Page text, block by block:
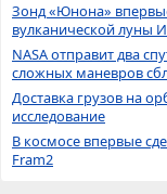
Зонд «Юнона»
вулканической луны
NASA отправит два
сложных маневров
Доставка грузов на
исследование
В космосе впервые
Fram2